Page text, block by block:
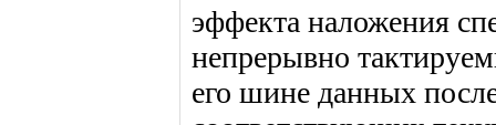
эффекта наложения
непрерывно
его шине данных